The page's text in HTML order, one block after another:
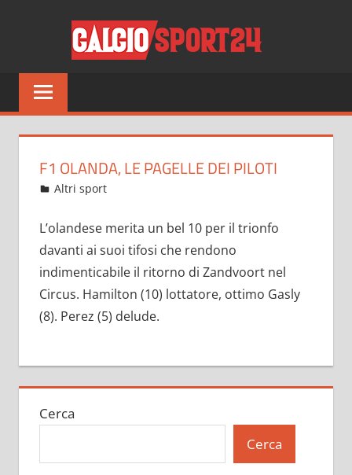
Tutto
sul
del
F1 OLANDA, LE PAGELLE DEI PILOTI
Settembre 6, 2021
admin
Altri sport
L’olandese merita un bel 10 per il trionfo
davanti ai suoi tifosi che rendono
indimenticabile il ritorno di Zandvoort nel
Circus. Hamilton (10) lottatore, ottimo Gasly
(8). Perez (5) delude.
Cerca
Cerca